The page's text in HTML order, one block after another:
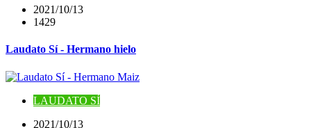
2021/10/13
1429
Laudato Sí - Hermano hielo
LAUDATO SÍ
2021/10/13